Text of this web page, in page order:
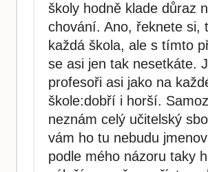
školy hodně klade důraz
chování. Ano, řeknete si,
každá škola, ale s tímto
se asi jen tak nesetkáte.
profesoři asi jako na
škole:dobří i horší.
neznám celý učitelský
vám ho tu nebudu
podle mého názoru taky